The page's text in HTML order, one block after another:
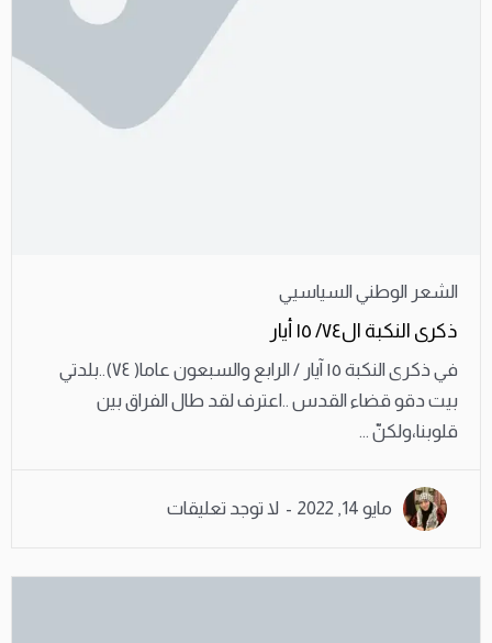
الشعر الوطني السياسيي
ذكرى النكبة ال٧٤/ ١٥ أيار
في ذكرى النكبة ١٥ آيار / الرابع والسبعون عاما( ٧٤)..بلدتي
بيت دقو قضاء القدس ..اعترف لقد طال الفراق بين
قلوبنا،ولكنّ ...
مايو 14, 2022 لا توجد تعليقات